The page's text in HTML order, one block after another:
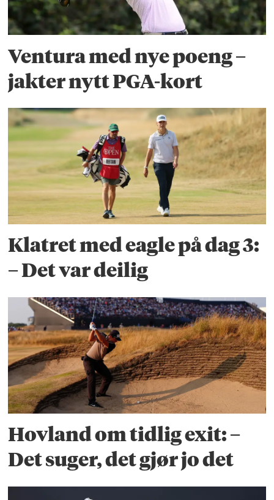
Ventura med nye poeng –
jakter nytt PGA-kort
Klatret med eagle på dag 3:
– Det var deilig
Hovland om tidlig exit: –
Det suger, det gjør jo det